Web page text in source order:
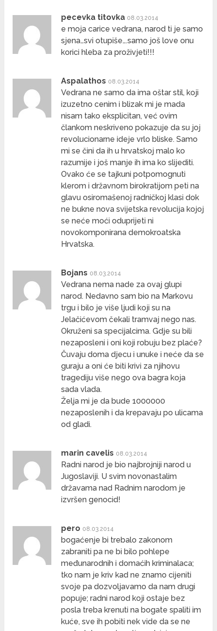
pecevka titovka 08.03.2014
e moja carice vedrana, narod ti je samo
sjena…svi otupiše….samo još love onu
korici hleba za proživjeti!!!
Aspalathos 08.03.2014
Vedrana ne samo da ima oštar stil, koji
izuzetno cenim i blizak mi je mada
nisam tako eksplicitan, već ovim
člankom neskriveno pokazuje da su joj
revolucionarne ideje vrlo bliske. Samo
mi se čini da ih u hrvatskoj malo ko
razumije i još manje ih ima ko slijediti.
Ovako će se tajkuni potpomognuti
klerom i državnom birokratijom peti na
glavu osiromašenoj radničkoj klasi dok
ne bukne nova svijetska revolucija kojoj
se neće moći oduprijeti ni
novokomponirana demokroatska
Hrvatska.
Bojans 08.03.2014
Vedrana nema nade za ovaj glupi
narod. Nedavno sam bio na Markovu
trgu i bilo je više ljudi koji su na
Jelačićevom čekali tramvaj nego nas.
Okruženi sa specijalcima. Gdje su bili
nezaposleni i oni koji robuju bez plaće?
Čuvaju doma djecu i unuke i neće da se
guraju a oni će biti krivi za njihovu
tragediju više nego ova bagra koja
sada vlada.
Želja mi je da bude 1000000
nezaposlenih i da krepavaju po ulicama
od gladi.
marin cavelis 08.03.2014
Radni narod je bio najbrojniji narod u
Jugoslaviji. U svim novonastalim
državama nad Radnim narodom je
izvršen genocid!
pero 08.03.2014
bogaćenje bi trebalo zakonom
zabraniti pa ne bi bilo pohlepe
međunarodnih i domaćih kriminalaca;
tko nam je kriv kad ne znamo cijeniti
svoje pa dozvoljavamo da nam drugi
popuje; radni narod koji ostaje bez
posla treba krenuti na bogate spaliti im
kuće, sve ih pobiti nek vide da se ne